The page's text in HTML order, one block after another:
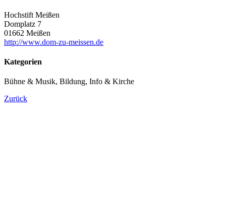
Hochstift Meißen
Domplatz 7
01662 Meißen
http://www.dom-zu-meissen.de
Kategorien
Bühne & Musik, Bildung, Info & Kirche
Zurück